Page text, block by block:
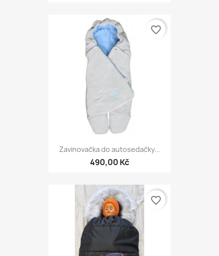
Zavinovačka do autosedačky...
490,00 Kč
favorite_border
favorite_border